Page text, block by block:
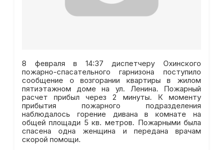
8 февраля в 14:37 диспетчеру Охинского
пожарно-спасательного гарнизона поступило
сообщение о возгорании квартиры в жилом
пятиэтажном доме на ул. Ленина. Пожарный
расчет прибыл через 2 минуты. К моменту
прибытия пожарного подразделения
наблюдалось горение дивана в комнате на
общей площади 5 кв. метров. Пожарными была
спасена одна женщина и передана врачам
скорой помощи.